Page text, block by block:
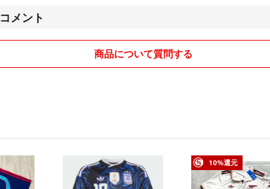
スムーズな取引きできますように☆よろしくお願いします( ´▽｀)
コメント
商品について質問する
10%還元